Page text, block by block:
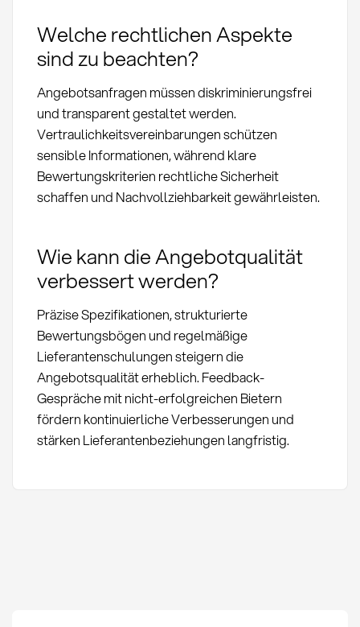
Welche rechtlichen Aspekte
sind zu beachten?
Angebotsanfragen müssen diskriminierungsfrei
und transparent gestaltet werden.
Vertraulichkeitsvereinbarungen schützen
sensible Informationen, während klare
Bewertungskriterien rechtliche Sicherheit
schaffen und Nachvollziehbarkeit gewährleisten.
Wie kann die Angebotqualität
verbessert werden?
Präzise Spezifikationen, strukturierte
Bewertungsbögen und regelmäßige
Lieferantenschulungen steigern die
Angebotsqualität erheblich. Feedback-
Gespräche mit nicht-erfolgreichen Bietern
fördern kontinuierliche Verbesserungen und
stärken Lieferantenbeziehungen langfristig.